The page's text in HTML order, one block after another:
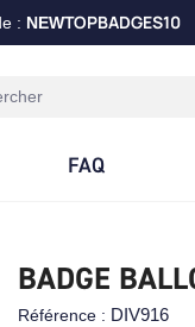
: NEW
FAQ
BADGE
Référence : DIV916